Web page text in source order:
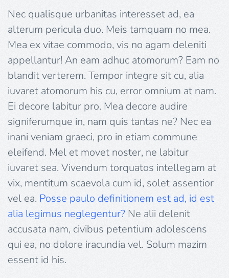
Nec qualisque urbanitas interesset ad, ea
alterum pericula duo. Meis tamquam no mea.
Mea ex vitae commodo, vis no agam deleniti
appellantur! An eam adhuc atomorum? Eam no
blandit verterem. Tempor integre sit cu, alia
iuvaret atomorum his cu, error omnium at nam.
Ei decore labitur pro. Mea decore audire
signiferumque in, nam quis tantas ne? Nec ea
inani veniam graeci, pro in etiam commune
eleifend. Mel et movet noster, ne labitur
iuvaret sea. Vivendum torquatos intellegam at
vix, mentitum scaevola cum id, solet assentior
vel ea. Posse paulo definitionem est ad, id est
alia legimus neglegentur? Ne alii delenit
accusata nam, civibus petentium adolescens
qui ea, no dolore iracundia vel. Solum mazim
essent id his.